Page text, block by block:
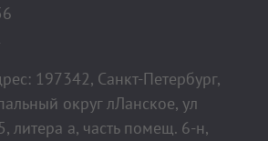
197342, Санкт-Петербург,
округ лЛанское, ул
литера а, часть помещ. 6-н,